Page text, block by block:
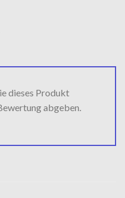
dieses Produkt
abgeben.